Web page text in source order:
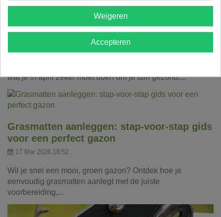
Aprilkriebels in de tuin: dit mag je niet
vergeten
Vincent Van Kerschaver
wat je in april zeker moet doen om je tuin gezond,...
Grasmatten aanleggen: stap-voor-stap gids
voor een perfect gazon
17 Mar 2026,18:52
Wil je snel een mooi, groen gazon? Ontdek hoe je
eenvoudig grasmatten aanlegt met de juiste
voorbereiding,...
Weigeren
Accepteren